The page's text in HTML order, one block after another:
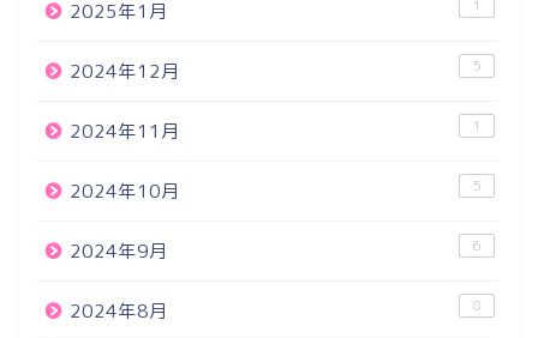
2025年1月 1
2024年12月 5
2024年11月 1
2024年10月 5
2024年9月 6
2024年8月 8